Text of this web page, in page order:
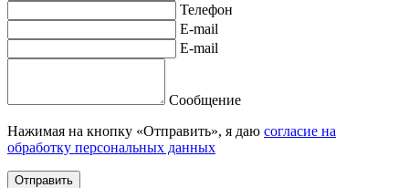
Телефон
E-mail
E-mail
Сообщение
Нажимая на кнопку «Отправить», я даю согласие на
обработку персональных данных
Отправить